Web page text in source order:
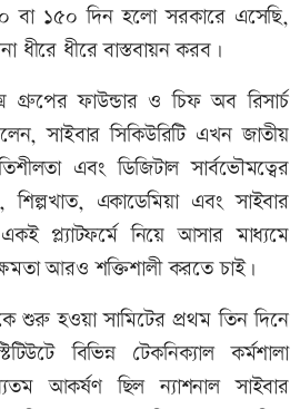
বা ১৫০ দিন হলো সরকারে এসেছি,
ধীরে ধীরে বাস্তবায়ন করব।
গ্রুপের ফাউন্ডার ও চিফ অব রিসার্চ
সাইবার সিকিউরিটি এখন জাতীয়
এবং ডিজিটাল সার্বভৌমত্বের
একাডেমিয়া এবং সাইবার
একই প্ল্যাটফর্মে নিয়ে আসার মাধ্যমে
আরও শক্তিশালী করতে চাই।
শুরু হওয়া সামিটের প্রথম তিন দিনে
বিভিন্ন টেকনিক্যাল কর্মশালা
আকর্ষণ ছিল ন্যাশনাল সাইবার